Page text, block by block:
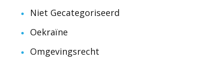
Niet Gecategoriseerd
Oekraïne
Omgevingsrecht